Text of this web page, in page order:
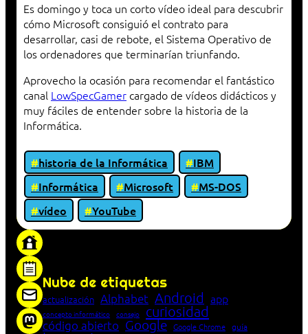
Es domingo y toca un corto vídeo ideal para descubrir
cómo Microsoft consiguió el contrato para
desarrollar, casi de rebote, el Sistema Operativo de
los ordenadores que terminarían triunfando.
Aprovecho la ocasión para recomendar el fantástico
canal LowSpecGamer cargado de vídeos didácticos y
muy fáciles de entender sobre la historia de la
Informática.
historia de la Informática
IBM
Informática
Microsoft
MS-DOS
vídeo
YouTube
Nube de etiquetas
actualización Alphabet Android app
concepto informático consejo curiosidad
código abierto Google Google Chrome guía